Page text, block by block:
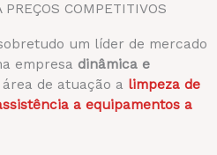
PREÇOS COMPETITIVOS
um líder de mercado
empresa dinâmica e
de atuação a limpeza de
a equipamentos a